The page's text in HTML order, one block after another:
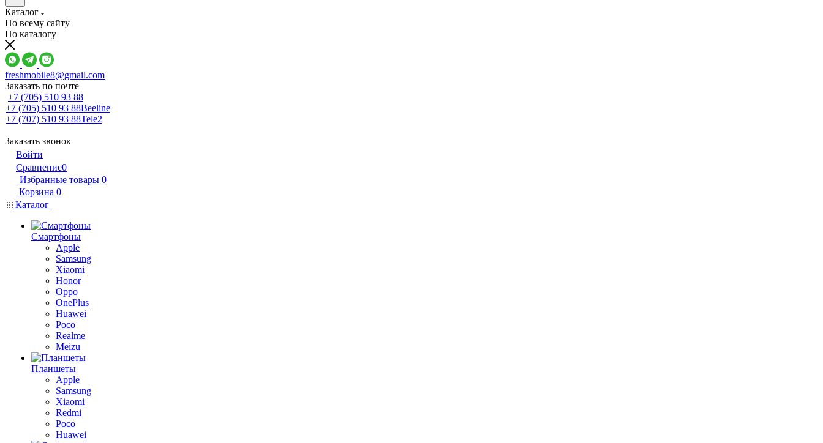
Каталог
По всему сайту
По каталогу
freshmobile8@gmail.com
Заказать по почте
+7 (705) 510 93 88
+7 (705) 510 93 88Beeline
+7 (707) 510 93 88Tele2
Заказать звонок
Войти
Сравнение0
Избранные товары 0
Корзина 0
Каталог
Смартфоны
Apple
Samsung
Xiaomi
Honor
Oppo
OnePlus
Huawei
Poco
Realme
Meizu
Планшеты
Apple
Samsung
Xiaomi
Redmi
Poco
Huawei